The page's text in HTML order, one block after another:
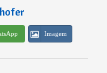
Imagem